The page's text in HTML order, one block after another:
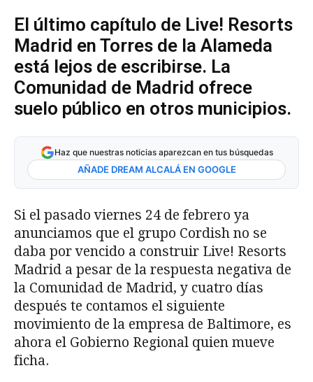
El último capítulo de Live! Resorts
Madrid en Torres de la Alameda
está lejos de escribirse. La
Comunidad de Madrid ofrece
suelo público en otros municipios.
Haz que nuestras noticias aparezcan en tus búsquedas
AÑADE DREAM ALCALÁ EN GOOGLE
Si el pasado viernes 24 de febrero ya
anunciamos que el grupo Cordish no se
daba por vencido a construir Live! Resorts
Madrid a pesar de la respuesta negativa de
la Comunidad de Madrid, y cuatro días
después te contamos el siguiente
movimiento de la empresa de Baltimore, es
ahora el Gobierno Regional quien mueve
ficha.